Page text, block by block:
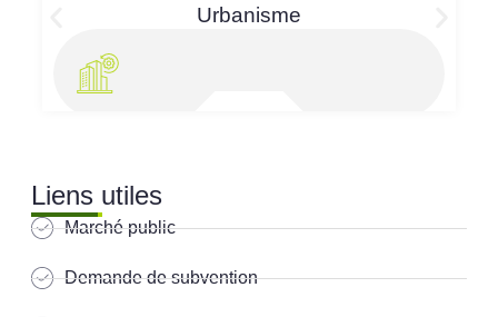
Urbanisme
Liens utiles
Marché public
Demande de subvention